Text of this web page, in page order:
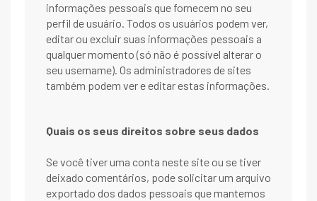
informações pessoais que fornecem no seu
perfil de usuário. Todos os usuários podem ver,
editar ou excluir suas informações pessoais a
qualquer momento (só não é possível alterar o
seu username). Os administradores de sites
também podem ver e editar estas informações.
Quais os seus direitos sobre seus dados
Se você tiver uma conta neste site ou se tiver
deixado comentários, pode solicitar um arquivo
exportado dos dados pessoais que mantemos